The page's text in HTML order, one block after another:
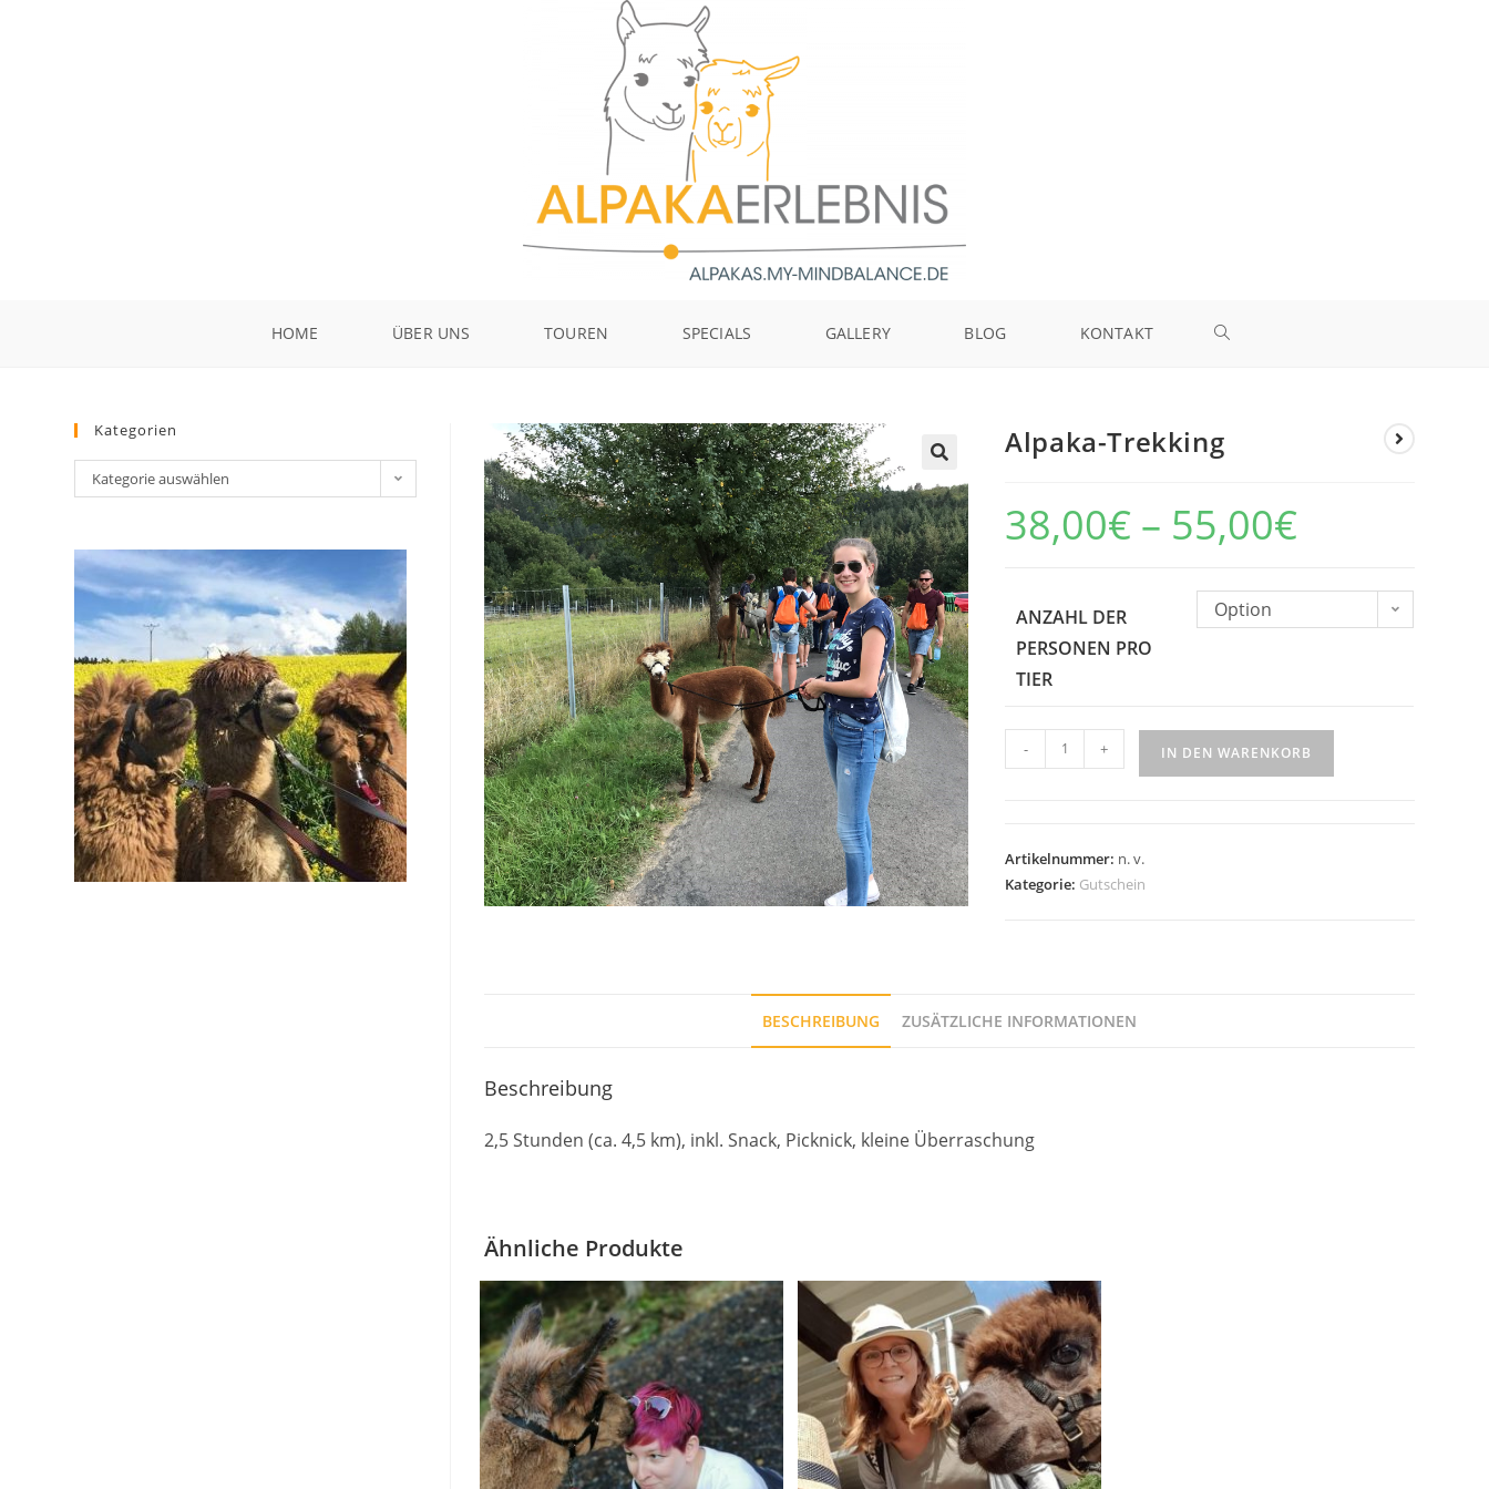
HOME ÜBER UNS TOUREN SPECIALS GALLERY BLOG KONTAKT
🔍
Alpaka-Trekking
38,00€ – 55,00€
ANZAHL DER
PERSONEN PRO
TIER
Option
- + IN DEN WARENKORB
Artikelnummer: n. v.
Kategorie: Gutschein
BESCHREIBUNG ZUSÄTZLICHE INFORMATIONEN
Beschreibung
2,5 Stunden (ca. 4,5 km), inkl. Snack, Picknick, kleine Überraschung
Ähnliche Produkte
Kategorien
Kategorie auswählen